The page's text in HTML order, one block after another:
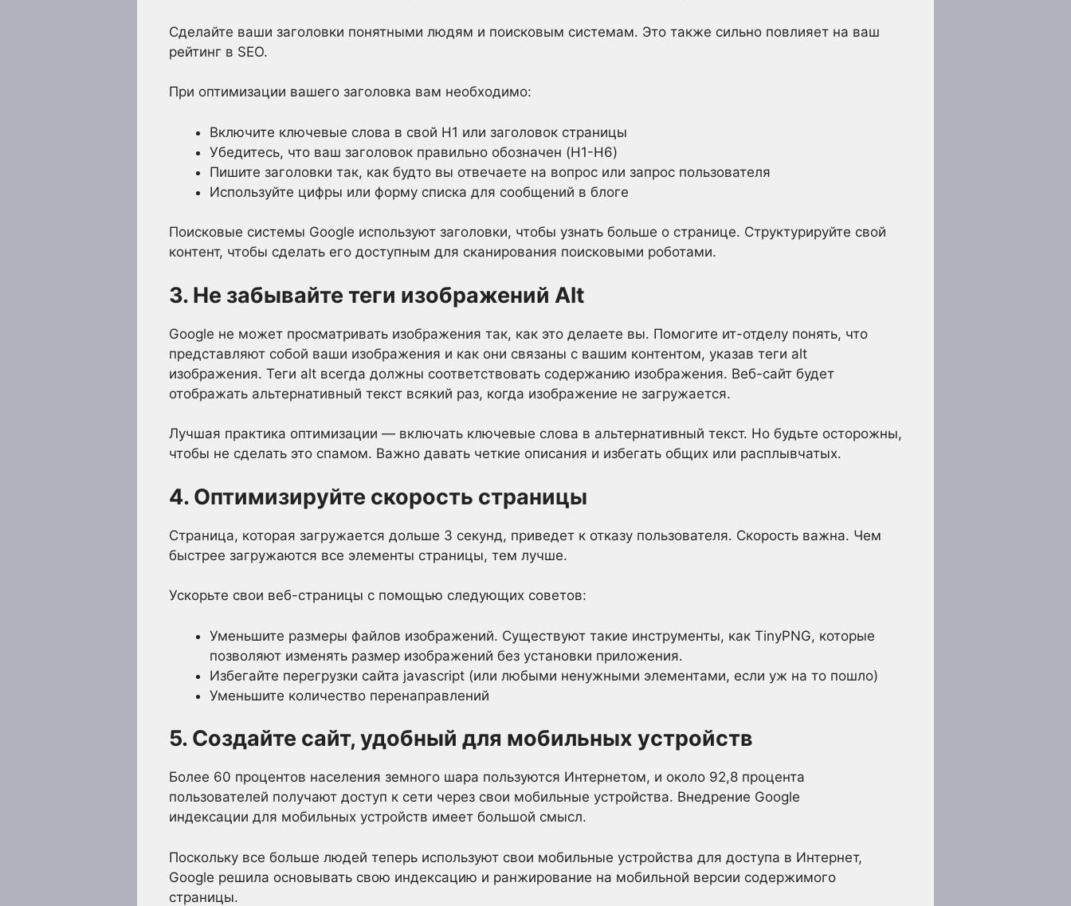
Сделайте ваши заголовки понятными людям и поисковым системам. Это также сильно повлияет на ваш
рейтинг в SEO.
При оптимизации вашего заголовка вам необходимо:
Включите ключевые слова в свой H1 или заголовок страницы
Убедитесь, что ваш заголовок правильно обозначен (H1-H6)
Пишите заголовки так, как будто вы отвечаете на вопрос или запрос пользователя
Используйте цифры или форму списка для сообщений в блоге
Поисковые системы Google используют заголовки, чтобы узнать больше о странице. Структурируйте свой
контент, чтобы сделать его доступным для сканирования поисковыми роботами.
3. Не забывайте теги изображений Alt
Google не может просматривать изображения так, как это делаете вы. Помогите ит-отделу понять, что
представляют собой ваши изображения и как они связаны с вашим контентом, указав теги alt
изображения. Теги alt всегда должны соответствовать содержанию изображения. Веб-сайт будет
отображать альтернативный текст всякий раз, когда изображение не загружается.
Лучшая практика оптимизации — включать ключевые слова в альтернативный текст. Но будьте осторожны,
чтобы не сделать это спамом. Важно давать четкие описания и избегать общих или расплывчатых.
4. Оптимизируйте скорость страницы
Страница, которая загружается дольше 3 секунд, приведет к отказу пользователя. Скорость важна. Чем
быстрее загружаются все элементы страницы, тем лучше.
Ускорьте свои веб-страницы с помощью следующих советов:
Уменьшите размеры файлов изображений. Существуют такие инструменты, как TinyPNG, которые
позволяют изменять размер изображений без установки приложения.
Избегайте перегрузки сайта javascript (или любыми ненужными элементами, если уж на то пошло)
Уменьшите количество перенаправлений
5. Создайте сайт, удобный для мобильных устройств
Более 60 процентов населения земного шара пользуются Интернетом, и около 92,8 процента
пользователей получают доступ к сети через свои мобильные устройства. Внедрение Google
индексации для мобильных устройств имеет большой смысл.
Поскольку все больше людей теперь используют свои мобильные устройства для доступа в Интернет,
Google решила основывать свою индексацию и ранжирование на мобильной версии содержимого
страницы.